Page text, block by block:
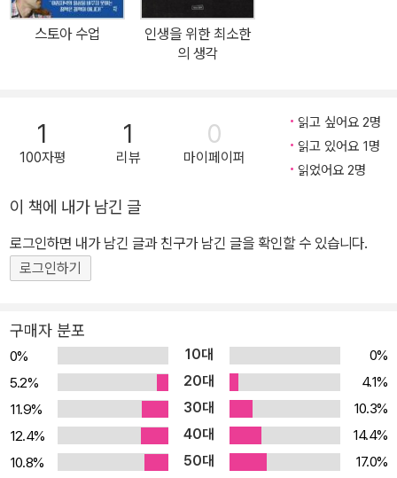
리는 주변 일에 흔들리거나 타인 때문에 화내고 괴로워하지 않아도
될 것이다. 저자인 요나스 잘츠게버는 스토아 철학의 가르침은 비교
여주고자 했다. 1부에서는 철학의 가르침과 역사, 주요 철학자들, 저
자가 구상한 ‘스토아 철학의 행복 삼각형’으로 제시된 핵심 원리 등을
개관한다. 이론 수업을 마치고 윈드서퍼가 바다로 뛰어들듯이, 2부는
원칙들로 가득하다. ‘살아갈 힘을 어디에서 얻을까?’ ‘어떻게 두려움
과 마주해야 할까?’ ‘일이 힘들고 귀찮을 때는 어떻게 할까?’ ‘반복되
는 우울한 감정은 어떻게 이겨내야 할까?’ 학교에서 가르치는 교과목
않는다. 고대의 철학 학교에서는 배울 수 있었던 삶의 기술을, 더욱 복
잡한 시절을 살아가는 현대인들은 배우지 못한다. 우리에게는 삶을
이끌어줄 철학이 필요하다. 스토아학파의 한 사람인 에픽테토스가
“철학 학교는 일종의 진료소와 같다”라고 말했듯이, 스토아 철학자들
은 인간의 마음을 탐구했고 중요한 심리적 통찰력을 많이 갖추었다.
스토아 철학은 인생이 막막해질 때 분노, 두려움, 슬픔 같은 안 좋은
감정을 다스려 고통을 최소화하도록 해준다. 예를 들어 그들은 모욕
스토아 수업
인생을 위한 최소한
의 생각
1
100자평
1
리뷰
0
마이페이퍼
읽고 싶어요 2명
읽고 있어요 1명
읽었어요 2명
이 책에 내가 남긴 글
로그인하면 내가 남긴 글과 친구가 남긴 글을 확인할 수 있습니다.
로그인하기
구매자 분포
0% 10대
0%
5.2%
20대
4.1%
11.9%
30대
10.3%
12.4%
40대
14.4%
10.8%
50대
17.0%